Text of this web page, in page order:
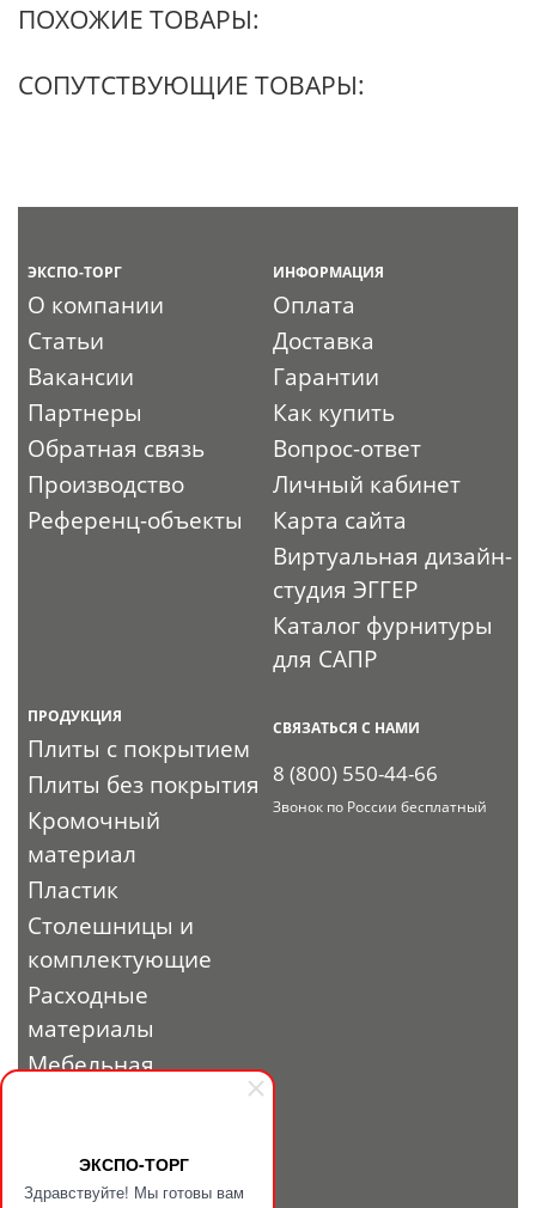
ЭКСПО-ТОРГ
Здравствуйте! Мы готовы вам
ПОХОЖИЕ ТОВАРЫ:
СОПУТСТВУЮЩИЕ ТОВАРЫ:
ЭКСПО-ТОРГ
О компании
Статьи
Вакансии
Партнеры
Обратная связь
Производство
Референц-объекты
ИНФОРМАЦИЯ
Оплата
Доставка
Гарантии
Как купить
Вопрос-ответ
Личный кабинет
Карта сайта
Виртуальная дизайн-
студия ЭГГЕР
Каталог фурнитуры
для САПР
ПРОДУКЦИЯ
Плиты с покрытием
Плиты без покрытия
Кромочный
материал
Пластик
Столешницы и
комплектующие
Расходные
материалы
Мебельная
профиль и
фурнитура
СВЯЗАТЬСЯ С НАМИ
8 (800) 550-44-66
Звонок по России бесплатный